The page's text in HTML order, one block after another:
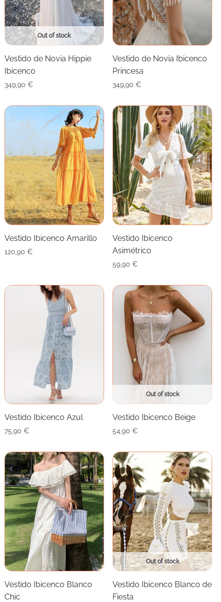
Out of stock
Vestido de Novia Hippie
Ibicenco
349,90 €
Vestido de Novia Ibicenco
Princesa
349,90€
Vestido Ibicenco Amarillo
120,90 €
Vestido Ibicenco
Asimétrico
59,90€
Vestido Ibicenco Azul
75,90 €
Out of stock
Vestido Ibicenco Beige
54,90€
Vestido Ibicenco Blanco
Chic
Out of stock
Vestido Ibicenco Blanco de
Fiesta